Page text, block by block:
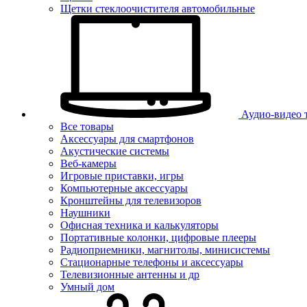
Щетки стеклоочистителя автомобильные
Аудио-видео
Все товары
Аксессуары для смартфонов
Акустические системы
Веб-камеры
Игровые приставки, игры
Компьютерные аксессуары
Кронштейны для телевизоров
Наушники
Офисная техника и калькуляторы
Портативные колонки, цифровые плееры
Радиоприемники, магнитолы, минисистемы
Стационарные телефоны и аксессуары
Телевизионные антенны и др
Умный дом